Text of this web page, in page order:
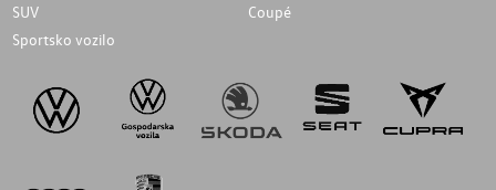
SUV
Coupé
Sportsko vozilo